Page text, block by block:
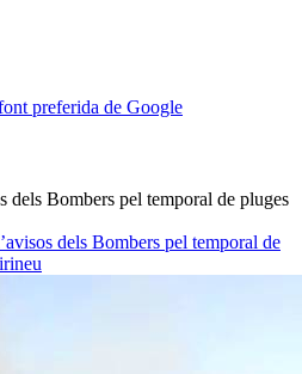
preferida de Google
dels Bombers pel temporal de